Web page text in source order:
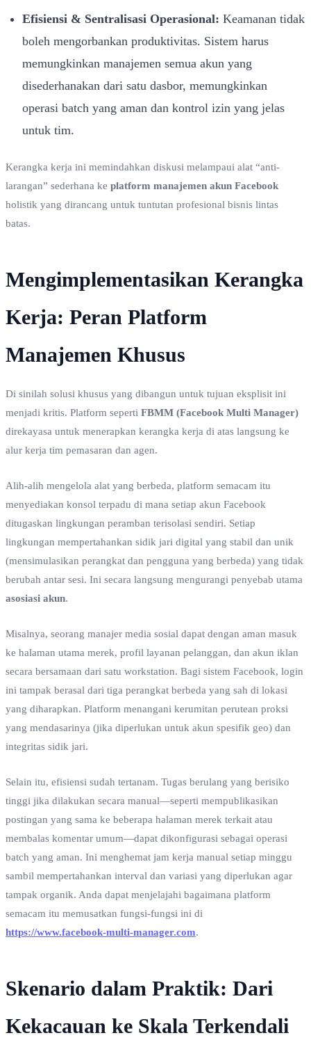
Efisiensi & Sentralisasi Operasional: Keamanan tidak
boleh mengorbankan produktivitas. Sistem harus
memungkinkan manajemen semua akun yang
disederhanakan dari satu dasbor, memungkinkan
operasi batch yang aman dan kontrol izin yang jelas
untuk tim.
Kerangka kerja ini memindahkan diskusi melampaui alat “anti-
larangan” sederhana ke platform manajemen akun Facebook
holistik yang dirancang untuk tuntutan profesional bisnis lintas
batas.
Mengimplementasikan Kerangka
Kerja: Peran Platform
Manajemen Khusus
Di sinilah solusi khusus yang dibangun untuk tujuan eksplisit ini
menjadi kritis. Platform seperti FBMM (Facebook Multi Manager)
direkayasa untuk menerapkan kerangka kerja di atas langsung ke
alur kerja tim pemasaran dan agen.
Alih-alih mengelola alat yang berbeda, platform semacam itu
menyediakan konsol terpadu di mana setiap akun Facebook
ditugaskan lingkungan peramban terisolasi sendiri. Setiap
lingkungan mempertahankan sidik jari digital yang stabil dan unik
(mensimulasikan perangkat dan pengguna yang berbeda) yang tidak
berubah antar sesi. Ini secara langsung mengurangi penyebab utama
asosiasi akun.
Misalnya, seorang manajer media sosial dapat dengan aman masuk
ke halaman utama merek, profil layanan pelanggan, dan akun iklan
secara bersamaan dari satu workstation. Bagi sistem Facebook, login
ini tampak berasal dari tiga perangkat berbeda yang sah di lokasi
yang diharapkan. Platform menangani kerumitan perutean proksi
yang mendasarinya (jika diperlukan untuk akun spesifik geo) dan
integritas sidik jari.
Selain itu, efisiensi sudah tertanam. Tugas berulang yang berisiko
tinggi jika dilakukan secara manual—seperti mempublikasikan
postingan yang sama ke beberapa halaman merek terkait atau
membalas komentar umum—dapat dikonfigurasi sebagai operasi
batch yang aman. Ini menghemat jam kerja manual setiap minggu
sambil mempertahankan interval dan variasi yang diperlukan agar
tampak organik. Anda dapat menjelajahi bagaimana platform
semacam itu memusatkan fungsi-fungsi ini di
https://www.facebook-multi-manager.com.
Skenario dalam Praktik: Dari
Kekacauan ke Skala Terkendali